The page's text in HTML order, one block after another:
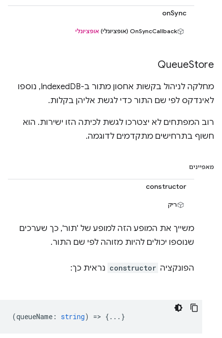
onSync
OnSyncCallback (אופציונלי) אופציונלי
QueueStore
מחלקה לניהול בקשות אחסון מתור ב-IndexedDB, נוספו
לאינדקס לפי שם התור כדי לגשת אליהן בקלות.
רוב המפתחים לא יצטרכו לגשת לכיתה הזו ישירות. הוא
חשוף בתרחישים מתקדמים לדוגמה.
מאפיינים
constructor
ריק
משייך את המופע הזה למופע של 'תור', כך שערכים
שנוספו יכולים להיות מזוהה לפי שם התור.
הפונקציה constructor נראית כך:
(queueName : string) => {...}